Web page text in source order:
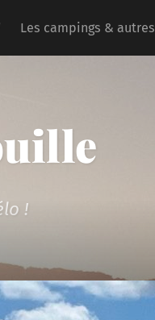
Les campings & autres
!